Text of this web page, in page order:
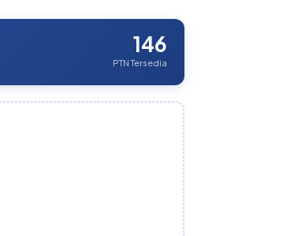
146
PTN Tersedia